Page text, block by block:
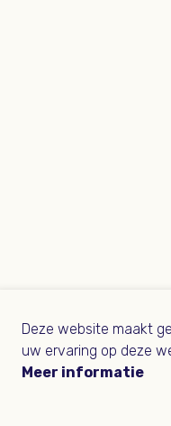
Deze website maakt
uw ervaring op deze
Meer informatie